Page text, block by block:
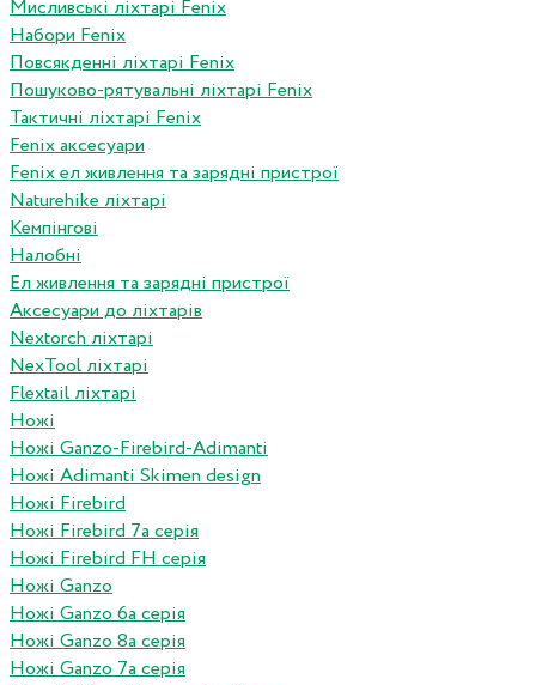
Мисливські ліхтарі Fenix
Набори Fenix
Повсякденні ліхтарі Fenix
Пошуково-рятувальні ліхтарі Fenix
Тактичні ліхтарі Fenix
Fenix аксесуари
Fenix ел живлення та зарядні пристрої
Naturehike ліхтарі
Кемпінгові
Налобні
Ел живлення та зарядні пристрої
Аксесуари до ліхтарів
Nextorch ліхтарі
NexTool ліхтарі
Flextail ліхтарі
Ножі
Ножі Ganzo-Firebird-Adimanti
Ножі Adimanti Skimen design
Ножі Firebird
Ножі Firebird 7а серія
Ножі Firebird FH серія
Ножі Ganzo
Ножі Ganzo 6а серія
Ножі Ganzo 8а серія
Ножі Ganzo 7а серія